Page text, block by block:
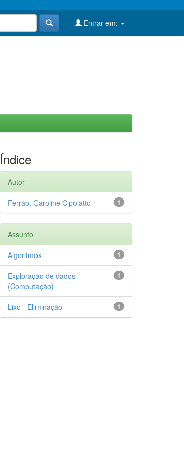
Entrar em:
Índice
Autor
1
Ferrão, Caroline Cipolatto
Assunto
1
Algoritmos
1
Exploração de dados
(Computação)
1
Lixo - Eliminação